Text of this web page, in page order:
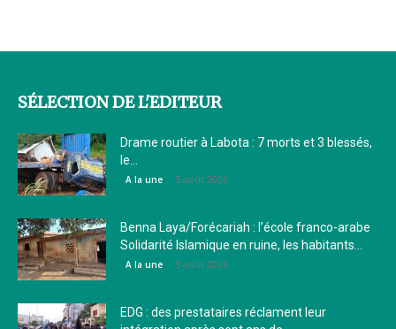
SÉLECTION DE L'EDITEUR
Drame routier à Labota : 7 morts et 3 blessés,
le...
A la une 5 août 2026
Benna Laya/Forécariah : l’école franco-arabe
Solidarité Islamique en ruine, les habitants...
A la une 5 août 2026
EDG : des prestataires réclament leur